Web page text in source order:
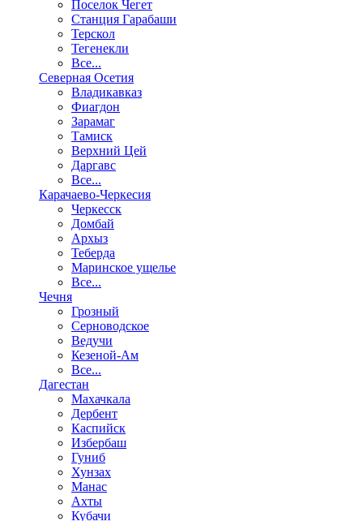
Поселок Чегет
Станция Гарабаши
Терскол
Тегенекли
Все...
Северная Осетия
Владикавказ
Фиагдон
Зарамаг
Тамиск
Верхний Цей
Даргавс
Все...
Карачаево-Черкесия
Черкесск
Домбай
Архыз
Теберда
Маринское ущелье
Все...
Чечня
Грозный
Серноводское
Ведучи
Кезеной-Ам
Все...
Дагестан
Махачкала
Дербент
Каспийск
Избербаш
Гуниб
Хунзах
Манас
Ахты
Кубачи